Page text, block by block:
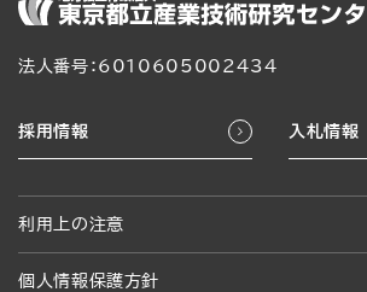
法人番号：6010605002434
採用情報 入札情報
利用上の注意
個人情報保護方針